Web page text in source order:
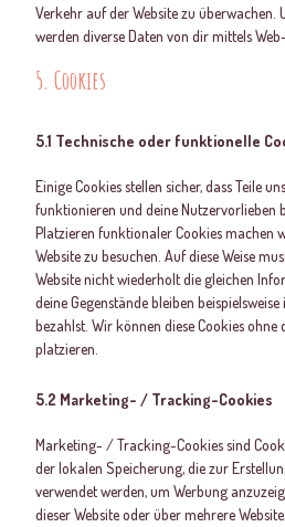
Verkehr auf der Website zu überwachen.
werden diverse Daten von dir mittels
5. Cookies
5.1 Technische oder funktionelle
Einige Cookies stellen sicher, dass Teile
funktionieren und deine Nutzervorlieben
Platzieren funktionaler Cookies machen
Website zu besuchen. Auf diese Weise
Website nicht wiederholt die gleichen
deine Gegenstände bleiben
bezahlst. Wir können diese Cookies ohne
platzieren.
5.2 Marketing- / Tracking-Cookies
Marketing- / Tracking-Cookies sind
der lokalen Speicherung, die zur
verwendet werden, um Werbung
dieser Website oder über mehrere